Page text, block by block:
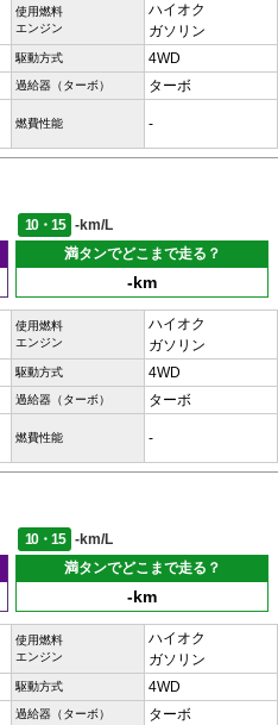
使用燃料
エンジン
ハイオク
ガソリン
駆動方式 4WD
過給器（ターボ） ターボ
燃費性能 -
10・15
-km/L
満タンでどこまで走る？
-km
使用燃料
エンジン
ハイオク
ガソリン
駆動方式 4WD
過給器（ターボ） ターボ
燃費性能 -
10・15
-km/L
満タンでどこまで走る？
-km
使用燃料
エンジン
ハイオク
ガソリン
駆動方式 4WD
過給器（ターボ） ターボ